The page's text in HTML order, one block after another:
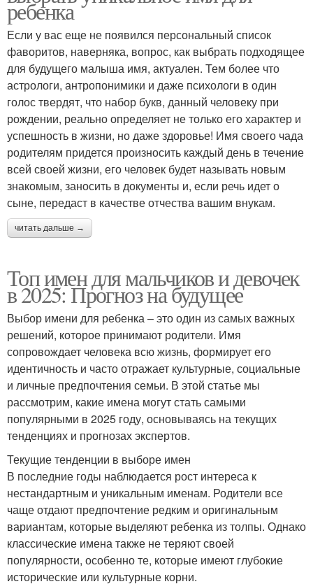
ребенка
Если у вас еще не появился персональный список
фаворитов, наверняка, вопрос, как выбрать подходящее
для будущего малыша имя, актуален. Тем более что
астрологи, антропонимики и даже психологи в один
голос твердят, что набор букв, данный человеку при
рождении, реально определяет не только его характер и
успешность в жизни, но даже здоровье! Имя своего чада
родителям придется произносить каждый день в течение
всей своей жизни, его человек будет называть новым
знакомым, заносить в документы и, если речь идет о
сыне, передаст в качестве отчества вашим внукам.
читать дальше →
Топ имен для мальчиков и девочек
в 2025: Прогноз на будущее
Выбор имени для ребенка – это один из самых важных
решений, которое принимают родители. Имя
сопровождает человека всю жизнь, формирует его
идентичность и часто отражает культурные, социальные
и личные предпочтения семьи. В этой статье мы
рассмотрим, какие имена могут стать самыми
популярными в 2025 году, основываясь на текущих
тенденциях и прогнозах экспертов.
Текущие тенденции в выборе имен
В последние годы наблюдается рост интереса к
нестандартным и уникальным именам. Родители все
чаще отдают предпочтение редким и оригинальным
вариантам, которые выделяют ребенка из толпы. Однако
классические имена также не теряют своей
популярности, особенно те, которые имеют глубокие
исторические или культурные корни.